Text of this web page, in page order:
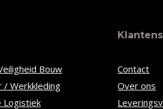
optie
kan
Bouw
/ Werkkleding
Logistiek
Contact
Over ons